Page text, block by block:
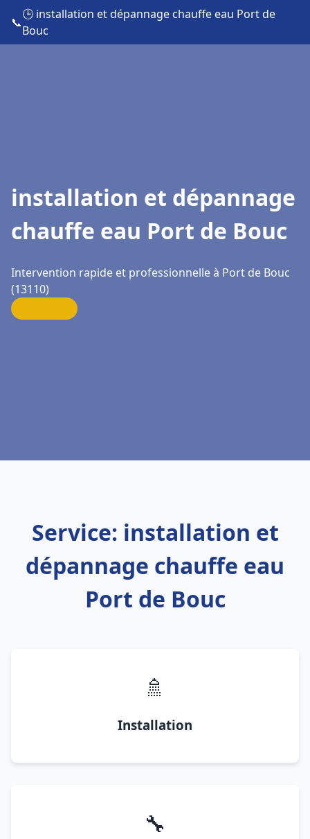
📞
🕒 installation et dépannage chauffe eau Port de
Bouc
installation et dépannage
chauffe eau Port de Bouc
Intervention rapide et professionnelle à Port de Bouc
(13110)
Service: installation et
dépannage chauffe eau
Port de Bouc
🚿
Installation
🔧